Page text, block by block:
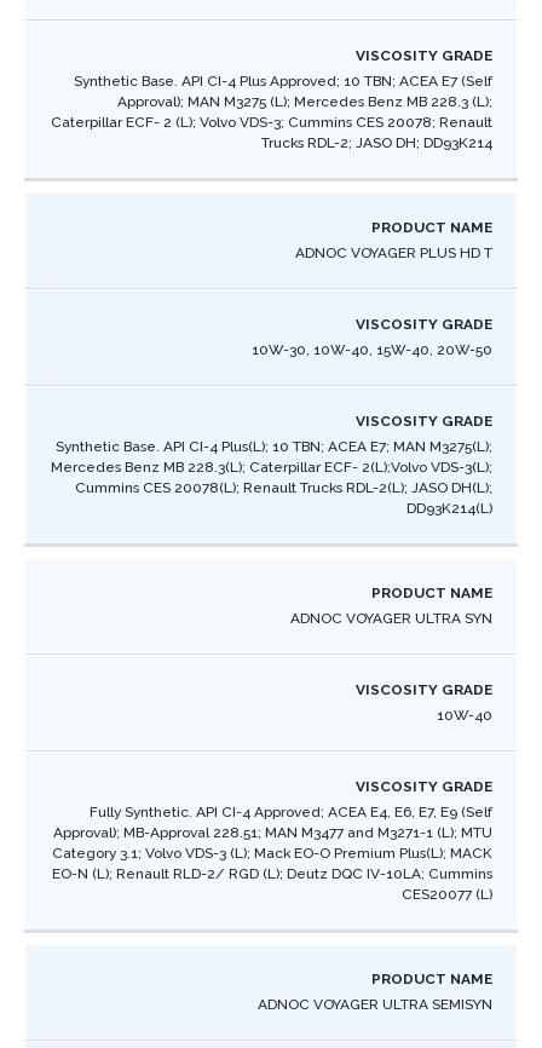
Synthetic Base. API CI-4 Plus Approved; 10 TBN; ACEA E7 (Self
Approval); MAN M3275 (L); Mercedes Benz MB 228.3 (L);
Caterpillar ECF- 2 (L); Volvo VDS-3; Cummins CES 20078; Renault
Trucks RDL-2; JASO DH; DD93K214 ​
ADNOC VOYAGER PLUS HD T
10W-30, 10W-40, 15W-40, 20W-50
Synthetic Base. API CI-4 Plus(L); 10 TBN; ACEA E7; MAN M3275(L);
Mercedes Benz MB 228.3(L); Caterpillar ECF- 2(L);Volvo VDS-3(L);
Cummins CES 20078(L); Renault Trucks RDL-2(L); JASO DH(L);
DD93K214(L) ​
ADNOC VOYAGER ULTRA SYN
10W-40
Fully Synthetic. API CI-4 Approved; ACEA E4, E6, E7, E9 (Self
Approval); MB-Approval 228.51; MAN M3477 and M3271-1 (L); MTU
Category 3.1; Volvo VDS-3 (L); Mack EO-O Premium Plus(L); MACK
EO-N (L); Renault RLD-2/ RGD (L); Deutz DQC IV-10LA; Cummins
CES20077 (L) ​
ADNOC VOYAGER ULTRA SEMISYN